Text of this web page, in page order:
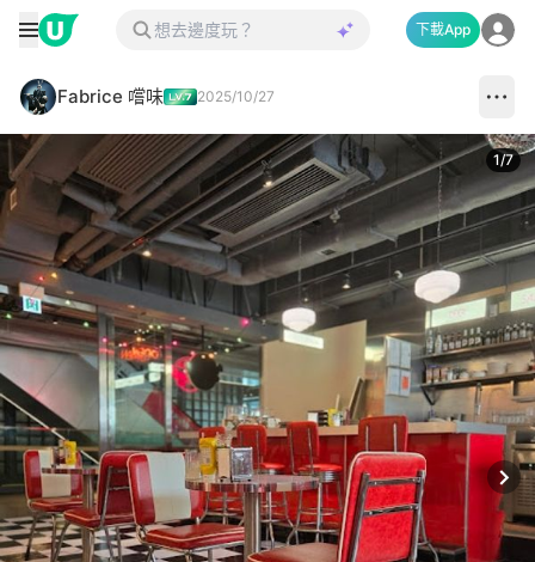
下載App
Fabrice 嚐味 2025/10/27
1/7